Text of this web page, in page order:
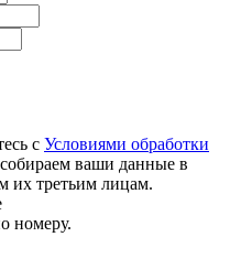
с Условиями обработки
ваши данные в
их третьим лицам.
номеру.